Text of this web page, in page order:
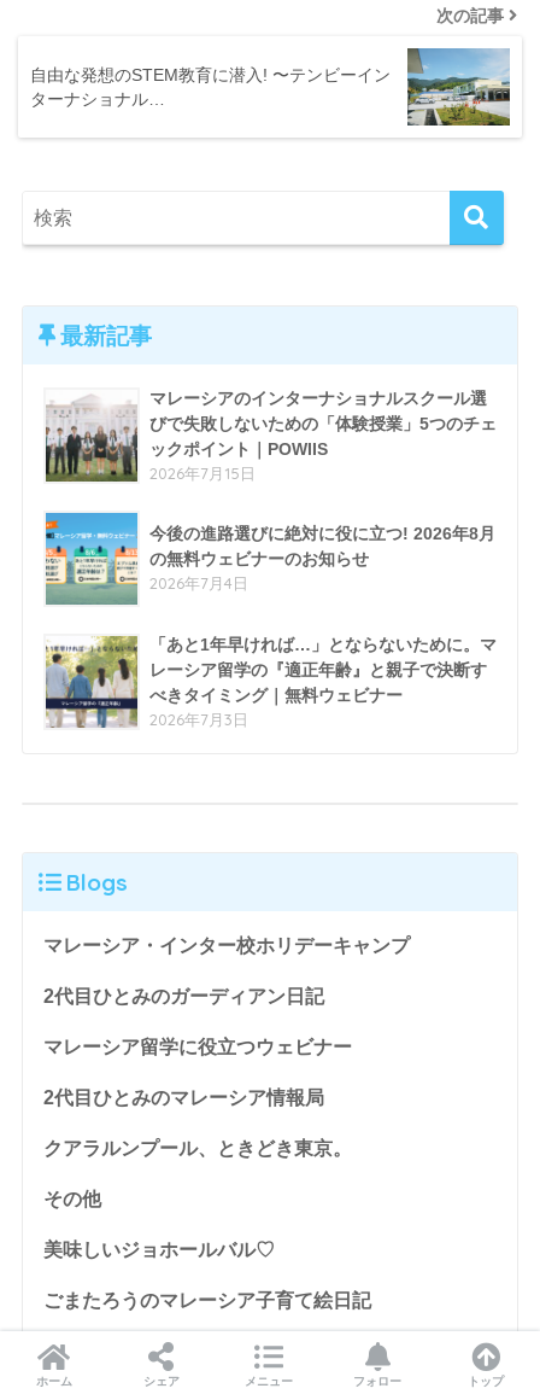
次の記事
自由な発想のSTEM教育に潜入! 〜テンビーイン
ターナショナル…
最新記事
マレーシアのインターナショナルスクール選
びで失敗しないための「体験授業」5つのチェ
ックポイント｜POWIIS
2026年7月15日
今後の進路選びに絶対に役に立つ! 2026年8月
の無料ウェビナーのお知らせ
2026年7月4日
「あと1年早ければ…」とならないために。マ
レーシア留学の『適正年齢』と親子で決断す
べきタイミング｜無料ウェビナー
2026年7月3日
Blogs
マレーシア・インター校ホリデーキャンプ
2代目ひとみのガーディアン日記
マレーシア留学に役立つウェビナー
2代目ひとみのマレーシア情報局
クアラルンプール、ときどき東京。
その他
美味しいジョホールバル♡
ごまたろうのマレーシア子育て絵日記
マレーシアでキャンパスライフ☆
ホーム シェア メニュー フォロー トップ